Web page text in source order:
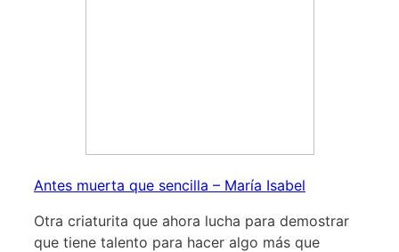
Antes muerta que sencilla – María Isabel
Otra criaturita que ahora lucha para demostrar
que tiene talento para hacer algo más que